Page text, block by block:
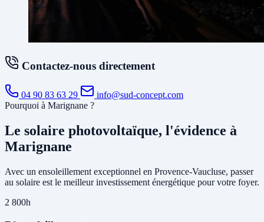
Contactez-nous directement
04 90 83 63 29
info@sud-concept.com
Pourquoi à Marignane ?
Le solaire photovoltaïque, l'évidence à
Marignane
Avec un ensoleillement exceptionnel en Provence-Vaucluse, passer
au solaire est le meilleur investissement énergétique pour votre foyer.
2 800h